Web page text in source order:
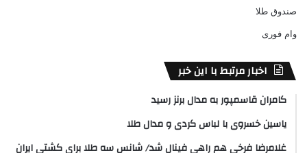
صندوق طلا
وام فوری
اخبار مرتبط با این خبر
کامران قاسمپور به مدال برنز رسید
یاسین خسروی با لباس کردی و مدال طلا
غلامرضا فرخی هم راهی فینال شد/ شانس سه طلا برای کشتی ایران